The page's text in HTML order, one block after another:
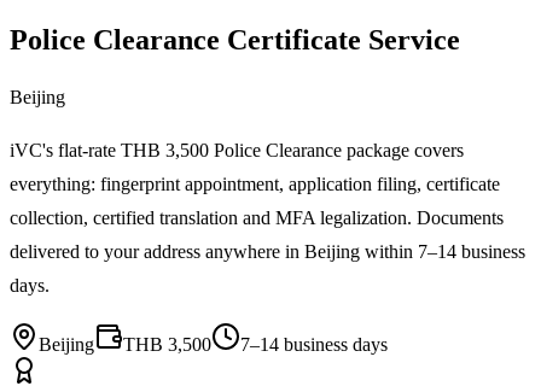
Police Clearance Certificate Service
Beijing
iVC's flat-rate THB 3,500 Police Clearance package covers
everything: fingerprint appointment, application filing, certificate
collection, certified translation and MFA legalization. Documents
delivered to your address anywhere in Beijing within 7–14 business
days.
Beijing THB 3,500 7–14 business days